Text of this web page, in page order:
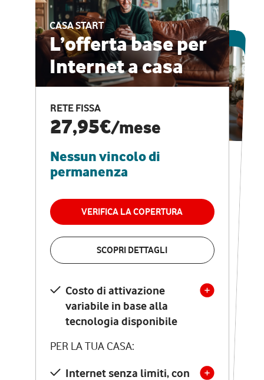
CASA START
L’offerta base per
Internet a casa
RETE FISSA
27,95€/mese
Nessun vincolo di
permanenza
VERIFICA LA COPERTURA
SCOPRI DETTAGLI
Costo di attivazione
variabile in base alla
tecnologia disponibile
PER LA TUA CASA:
Internet senza limiti, con
ESCLUSIVA ONLINE
CASA PRO
Internet veloce e
vantaggi speciali
RETE FISSA + VODAFONE CLUB
29,95€
permanenza
VERIFICA LA COPERTURA
Costo di attivazione
variabile in base alla
tecnologia disponibile
PER LA TUA CASA:
Internet senza limiti, con
la migliore tecnologia